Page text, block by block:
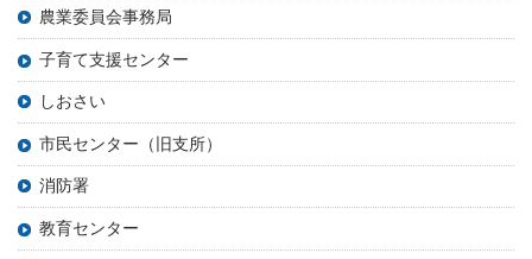
農業委員会事務局
子育て支援センター
しおさい
市民センター（旧支所）
消防署
教育センター